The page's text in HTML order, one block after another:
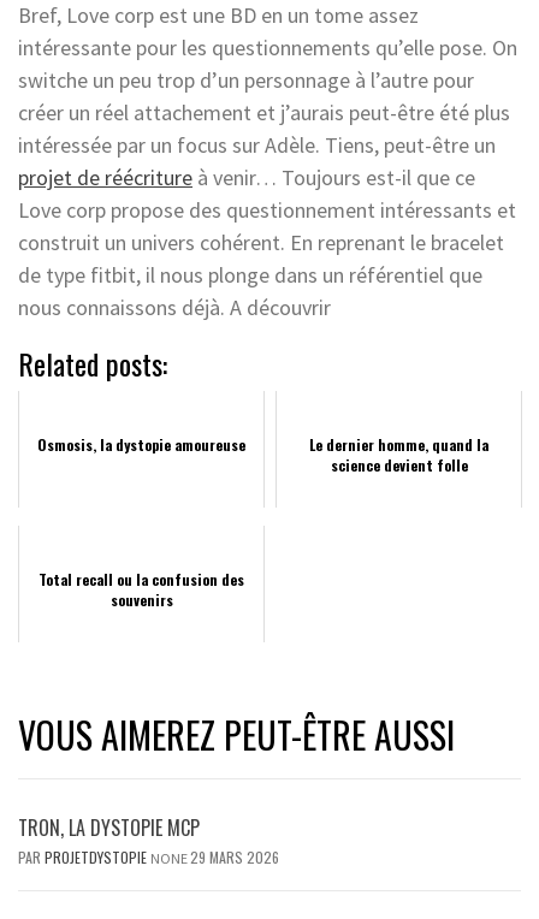
Bref, Love corp est une BD en un tome assez
intéressante pour les questionnements qu’elle pose. On
switche un peu trop d’un personnage à l’autre pour
créer un réel attachement et j’aurais peut-être été plus
intéressée par un focus sur Adèle. Tiens, peut-être un
projet de réécriture à venir… Toujours est-il que ce
Love corp propose des questionnement intéressants et
construit un univers cohérent. En reprenant le bracelet
de type fitbit, il nous plonge dans un référentiel que
nous connaissons déjà. A découvrir
Related posts:
Osmosis, la dystopie amoureuse
Le dernier homme, quand la
science devient folle
Total recall ou la confusion des
souvenirs
VOUS AIMEREZ PEUT-ÊTRE AUSSI
TRON, LA DYSTOPIE MCP
PAR PROJETDYSTOPIE NONE29 MARS 2026